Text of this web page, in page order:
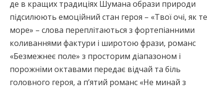
де в кращих традиціях Шумана образи природи
підсилюють емоційний стан героя – «Твої очі, як те
море» – слова переплітаються з фортепіанними
коливаннями фактури і широтою фрази, романс
«Безмежнеє поле» з просторим діапазоном і
порожніми октавами передає відчай та біль
головного героя, а п’ятий романс «Не минай з